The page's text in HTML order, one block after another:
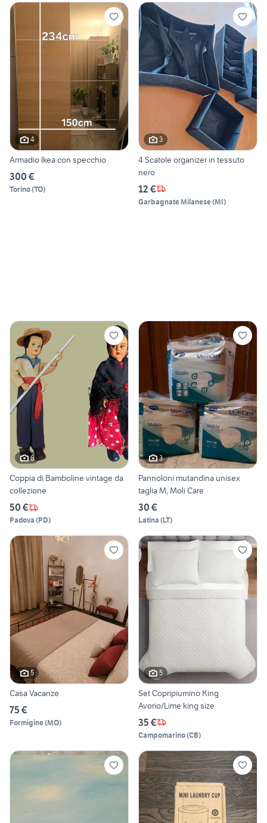
4
Armadio Ikea con specchio
300 €
Torino(TO)
3
4 Scatole organizer in tessuto
nero
12 €
Garbagnate Milanese(MI)
6
Coppia di Bamboline vintage da
collezione
50 €
Padova (PD)
3
Pannoloni mutandina unisex
taglia M, Moli Care
30 €
Latina (LT)
5
Casa Vacanze
75 €
Formigine(MO)
5
Set Copripiumino King
Avorio/Lime king size
35 €
Campomarino(CB)